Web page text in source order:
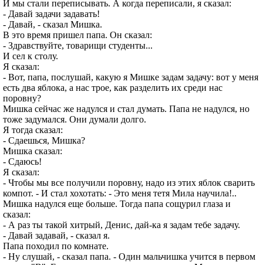
И мы стали переписывать. А когда переписали, я сказал:
- Давай задачи задавать!
- Давай, - сказал Мишка.
В это время пришел папа. Он сказал:
- Здравствуйте, товарищи студенты...
И сел к столу.
Я сказал:
- Вот, папа, послушай, какую я Мишке задам задачу: вот у меня
есть два яблока, а нас трое, как разделить их среди нас
поровну?
Мишка сейчас же надулся и стал думать. Папа не надулся, но
тоже задумался. Они думали долго.
Я тогда сказал:
- Сдаешься, Мишка?
Мишка сказал:
- Сдаюсь!
Я сказал:
- Чтобы мы все получили поровну, надо из этих яблок сварить
компот. - И стал хохотать: - Это меня тетя Мила научила!..
Мишка надулся еще больше. Тогда папа сощурил глаза и
сказал:
- А раз ты такой хитрый, Денис, дай-ка я задам тебе задачу.
- Давай задавай, - сказал я.
Папа походил по комнате.
- Ну слушай, - сказал папа. - Один мальчишка учится в первом